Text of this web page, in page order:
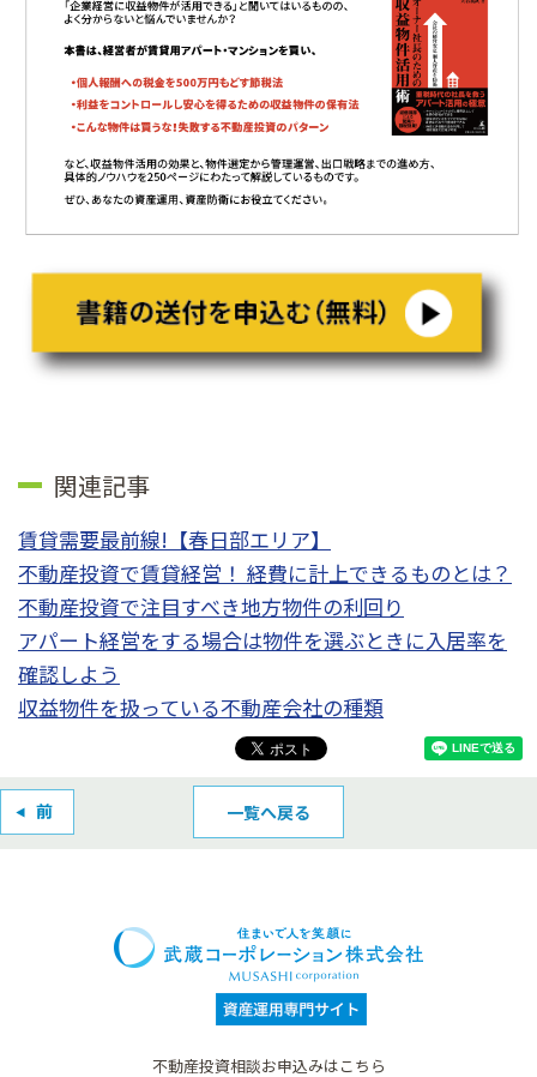
関連記事
賃貸需要最前線!【春日部エリア】
不動産投資で賃貸経営！ 経費に計上できるものとは？
不動産投資で注目すべき地方物件の利回り
アパート経営をする場合は物件を選ぶときに入居率を
確認しよう
収益物件を扱っている不動産会社の種類
一覧へ戻る
不動産投資相談お申込みはこちら